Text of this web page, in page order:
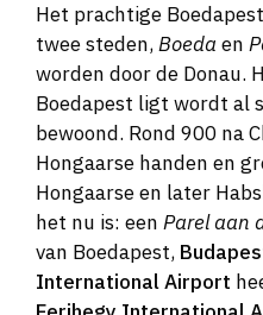
Het prachtige
twee steden,Boeda en
worden door de Donau.
Boedapest ligt wordt al
bewoond. Rond 900 na
Hongaarse handen en
Hongaarse en later
het nu is: een Parel aan
van Boedapest,
International Airport